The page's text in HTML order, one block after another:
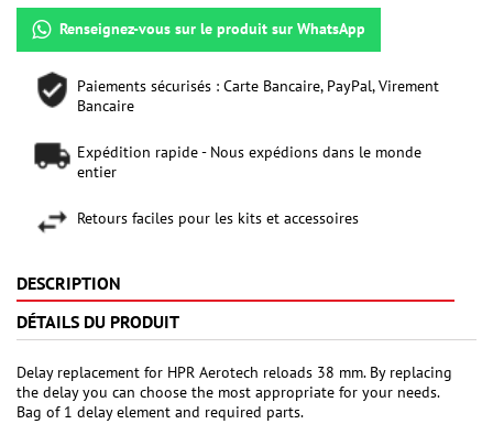
Renseignez-vous sur le produit sur WhatsApp
Paiements sécurisés : Carte Bancaire, PayPal, Virement
Bancaire
Expédition rapide - Nous expédions dans le monde
entier
Retours faciles pour les kits et accessoires
DESCRIPTION
DÉTAILS DU PRODUIT
Delay replacement for HPR Aerotech reloads 38 mm. By replacing
the delay you can choose the most appropriate for your needs.
Bag of 1 delay element and required parts.